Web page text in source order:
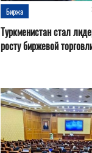
Биржа
Туркменистан стал
росту биржевой